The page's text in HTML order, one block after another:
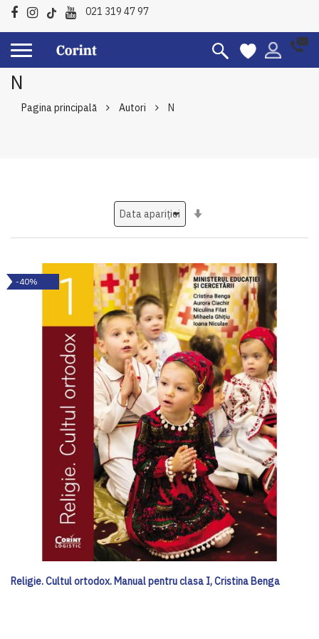
021 319 47 97
N
Pagina principală Autori N
-40%
Religie. Cultul ortodox. Manual pentru clasa I, Cristina Benga